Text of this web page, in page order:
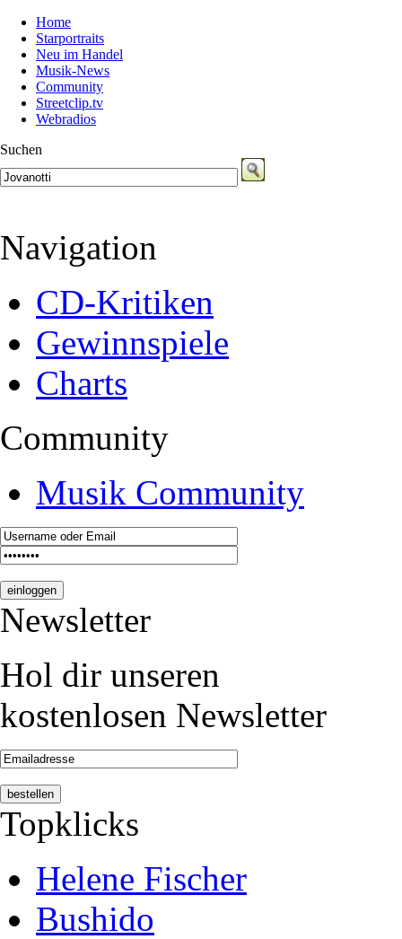
Home
Starportraits
Neu im Handel
Musik-News
Community
Streetclip.tv
Webradios
Suchen
Navigation
CD-Kritiken
Gewinnspiele
Charts
Community
Musik Community
Newsletter
Hol dir unseren
kostenlosen Newsletter
Topklicks
Helene Fischer
Bushido